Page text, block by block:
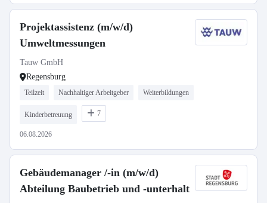
Projektassistenz (m/w/d)
Umweltmessungen
Tauw GmbH
Regensburg
Teilzeit Nachhaltiger Arbeitgeber Weiterbildungen
Kinderbetreuung 7
06.08.2026
Gebäudemanager /-in (m/w/d)
Abteilung Baubetrieb und -unterhalt